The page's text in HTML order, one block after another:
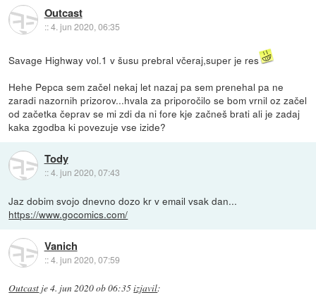
Outcast
::4. jun 2020, 06:35
Savage Highway vol.1 v šusu prebral včeraj,super je res
Hehe Pepca sem začel nekaj let nazaj pa sem prenehal pa ne
zaradi nazornih prizorov...hvala za priporočilo se bom vrnil oz začel
od začetka čeprav se mi zdi da ni fore kje začneš brati ali je zadaj
kaka zgodba ki povezuje vse izide?
Tody
::4. jun 2020, 07:43
Jaz dobim svojo dnevno dozo kr v email vsak dan...
https://www.gocomics.com/
Vanich
::4. jun 2020, 07:59
Outcast je4. jun 2020 ob 06:35izjavil: